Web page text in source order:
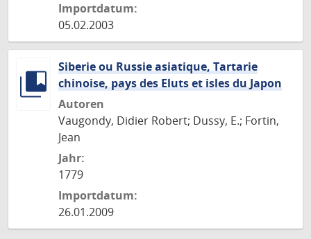
Importdatum:
05.02.2003
Siberie ou Russie asiatique, Tartarie
chinoise, pays des Eluts et isles du Japon
Autoren
Vaugondy, Didier Robert; Dussy, E.; Fortin,
Jean
Jahr:
1779
Importdatum:
26.01.2009